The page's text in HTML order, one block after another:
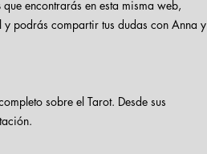
que encontrarás en esta misma web,
podrás compartir tus dudas con Anna y
sobre el Tarot. Desde sus